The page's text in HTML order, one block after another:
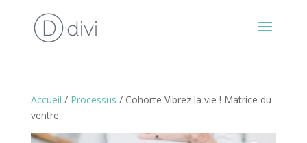
Accueil / Processus / Cohorte Vibrez la vie ! Matrice du
ventre